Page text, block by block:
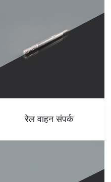
रेल वाहन संपर्क